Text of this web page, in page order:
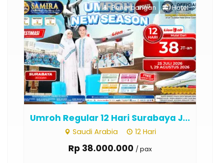
Umroh Regular 12 Hari Surabaya J...
Saudi Arabia 12 Hari
Rp 38.000.000 / pax
Penerbangan Hotel